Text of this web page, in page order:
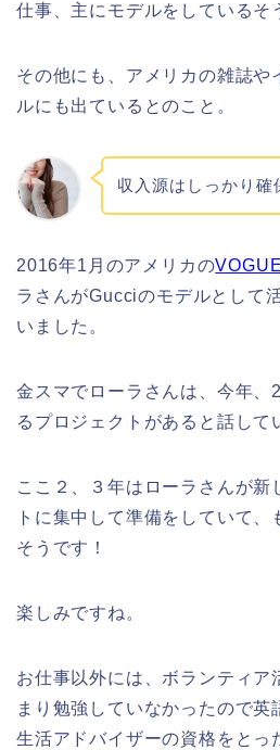
仕事、主にモデルをしているそ
その他にも、アメリカの雑誌や
ルにも出ているとのこと。
収入源はしっかり確
2016年1月のアメリカのVOGUE
ラさんがGucciのモデルとして
いました。
金スマでローラさんは、今年、
るプロジェクトがあると話して
ここ２、３年はローラさんが新
トに集中して準備をしていて、
そうです！
楽しみですね。
お仕事以外には、ボランティア
まり勉強していなかったので英
生活アドバイザーの資格をとっ